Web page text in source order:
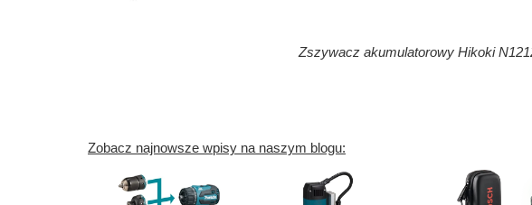
Zszywacz akumulatorowy Hikoki
Zobacz najnowsze wpisy na naszym blogu: